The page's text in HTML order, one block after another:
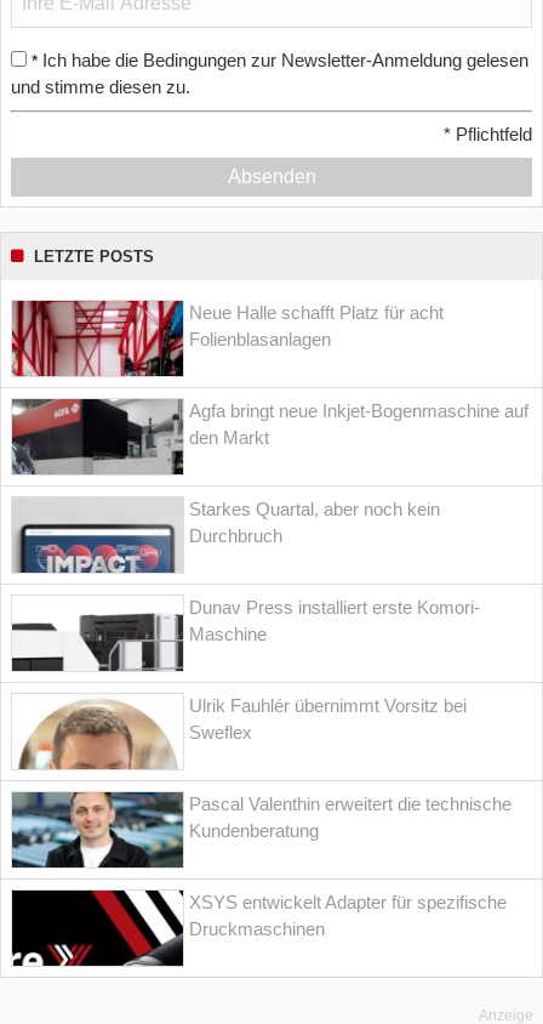
* Ich habe die Bedingungen zur Newsletter-Anmeldung gelesen
und stimme diesen zu.
* Pflichtfeld
Absenden
LETZTE POSTS
Neue Halle schafft Platz für acht
Folienblasanlagen
Agfa bringt neue Inkjet-Bogenmaschine auf
den Markt
Starkes Quartal, aber noch kein
Durchbruch
Dunav Press installiert erste Komori-
Maschine
Ulrik Fauhlér übernimmt Vorsitz bei
Sweflex
Pascal Valenthin erweitert die technische
Kundenberatung
XSYS entwickelt Adapter für spezifische
Druckmaschinen
Anzeige